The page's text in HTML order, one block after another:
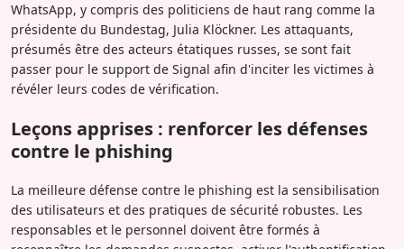
WhatsApp, y compris des politiciens de haut rang comme la
présidente du Bundestag, Julia Klöckner. Les attaquants,
présumés être des acteurs étatiques russes, se sont fait
passer pour le support de Signal afin d'inciter les victimes à
révéler leurs codes de vérification.
Leçons apprises : renforcer les défenses
contre le phishing
La meilleure défense contre le phishing est la sensibilisation
des utilisateurs et des pratiques de sécurité robustes. Les
responsables et le personnel doivent être formés à